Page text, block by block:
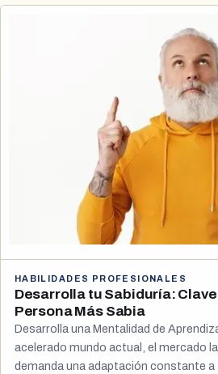
HABILIDADES PROFESIONALES
Desarrolla tu Sabiduría:
Persona Más Sabia
Desarrolla una Mentalidad de
acelerado mundo actual, el mercado
demanda una adaptación constante a